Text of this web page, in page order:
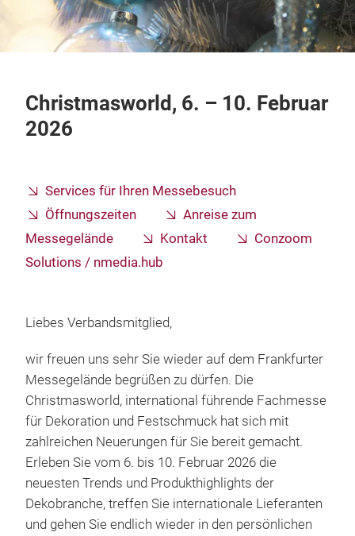
Christmasworld, 6. – 10. Februar
2026
Services für Ihren Messebesuch
Öffnungszeiten
Anreise zum
Messegelände
Kontakt
Conzoom
Solutions / nmedia.hub
Liebes Verbandsmitglied,
wir freuen uns sehr Sie wieder auf dem Frankfurter
Messegelände begrüßen zu dürfen. Die
Christmasworld, international führende Fachmesse
für Dekoration und Festschmuck hat sich mit
zahlreichen Neuerungen für Sie bereit gemacht.
Erleben Sie vom 6. bis 10. Februar 2026 die
neuesten Trends und Produkthighlights der
Dekobranche, treffen Sie internationale Lieferanten
und gehen Sie endlich wieder in den persönlichen